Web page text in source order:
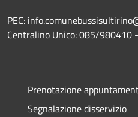
PEC:
Centralino Unico: 085/
Prenotazione
Segnalazione disservizio